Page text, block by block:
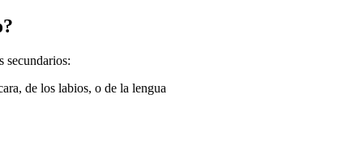
secundarios:
de los labios, o de la lengua